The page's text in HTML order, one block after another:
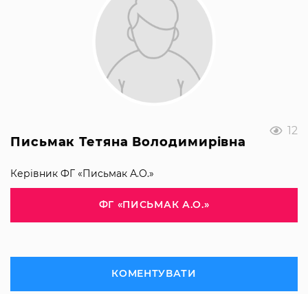
12
Письмак Тетяна Володимирівна
Керівник ФГ «Письмак А.О.»
ФГ «ПИСЬМАК А.О.»
КОМЕНТУВАТИ